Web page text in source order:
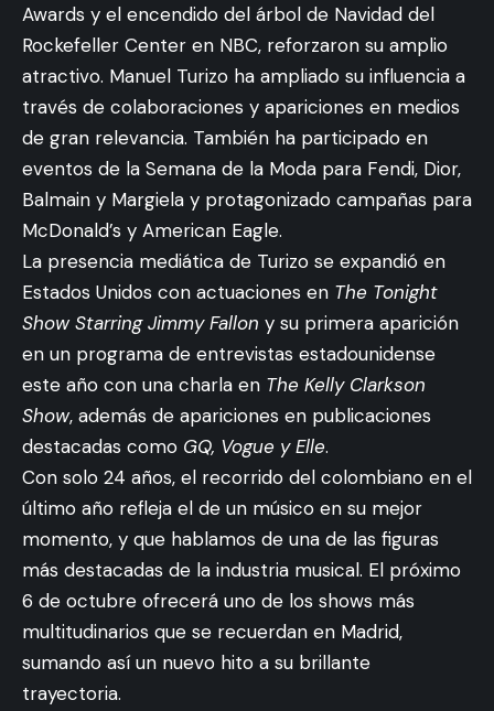
Awards y el encendido del árbol de Navidad del
Rockefeller Center en NBC, reforzaron su amplio
atractivo. Manuel Turizo ha ampliado su influencia a
través de colaboraciones y apariciones en medios
de gran relevancia. También ha participado en
eventos de la Semana de la Moda para Fendi, Dior,
Balmain y Margiela y protagonizado campañas para
McDonald’s y American Eagle.
La presencia mediática de Turizo se expandió en
Estados Unidos con actuaciones en The Tonight
Show Starring Jimmy Fallon y su primera aparición
en un programa de entrevistas estadounidense
este año con una charla en The Kelly Clarkson
Show, además de apariciones en publicaciones
destacadas como GQ, Vogue y Elle.
Con solo 24 años, el recorrido del colombiano en el
último año refleja el de un músico en su mejor
momento, y que hablamos de una de las figuras
más destacadas de la industria musical. El próximo
6 de octubre ofrecerá uno de los shows más
multitudinarios que se recuerdan en Madrid,
sumando así un nuevo hito a su brillante
trayectoria.